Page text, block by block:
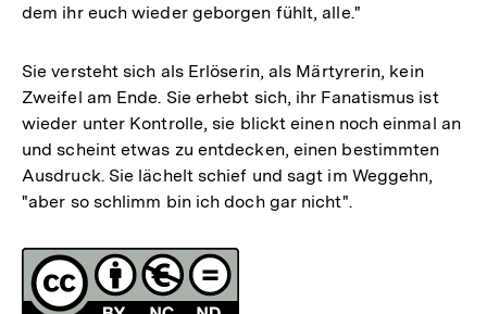
dem ihr euch wieder geborgen fühlt, alle."
Sie versteht sich als Erlöserin, als Märtyrerin, kein
Zweifel am Ende. Sie erhebt sich, ihr Fanatismus ist
wieder unter Kontrolle, sie blickt einen noch einmal an
und scheint etwas zu entdecken, einen bestimmten
Ausdruck. Sie lächelt schief und sagt im Weggehn,
"aber so schlimm bin ich doch gar nicht".
Fussnoten
Lizenz